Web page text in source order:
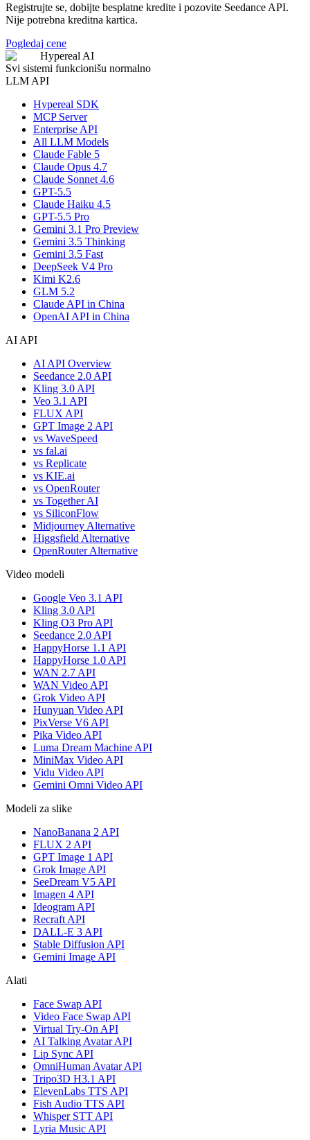
Registrujte se, dobijte besplatne kredite i pozovite Seedance API.
Nije potrebna kreditna kartica.
Pogledaj cene
Hypereal AI
Svi sistemi funkcionišu normalno
LLM API
Hypereal SDK
MCP Server
Enterprise API
All LLM Models
Claude Fable 5
Claude Opus 4.7
Claude Sonnet 4.6
GPT-5.5
Claude Haiku 4.5
GPT-5.5 Pro
Gemini 3.1 Pro Preview
Gemini 3.5 Thinking
Gemini 3.5 Fast
DeepSeek V4 Pro
Kimi K2.6
GLM 5.2
Claude API in China
OpenAI API in China
AI API
AI API Overview
Seedance 2.0 API
Kling 3.0 API
Veo 3.1 API
FLUX API
GPT Image 2 API
vs WaveSpeed
vs fal.ai
vs Replicate
vs KIE.ai
vs OpenRouter
vs Together AI
vs SiliconFlow
Midjourney Alternative
Higgsfield Alternative
OpenRouter Alternative
Video modeli
Google Veo 3.1 API
Kling 3.0 API
Kling O3 Pro API
Seedance 2.0 API
HappyHorse 1.1 API
HappyHorse 1.0 API
WAN 2.7 API
WAN Video API
Grok Video API
Hunyuan Video API
PixVerse V6 API
Pika Video API
Luma Dream Machine API
MiniMax Video API
Vidu Video API
Gemini Omni Video API
Modeli za slike
NanoBanana 2 API
FLUX 2 API
GPT Image 1 API
Grok Image API
SeeDream V5 API
Imagen 4 API
Ideogram API
Recraft API
DALL-E 3 API
Stable Diffusion API
Gemini Image API
Alati
Face Swap API
Video Face Swap API
Virtual Try-On API
AI Talking Avatar API
Lip Sync API
OmniHuman Avatar API
Tripo3D H3.1 API
ElevenLabs TTS API
Fish Audio TTS API
Whisper STT API
Lyria Music API